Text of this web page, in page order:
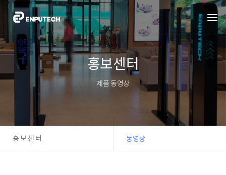
홍보센터
제품 동영상
홍보센터 동영상